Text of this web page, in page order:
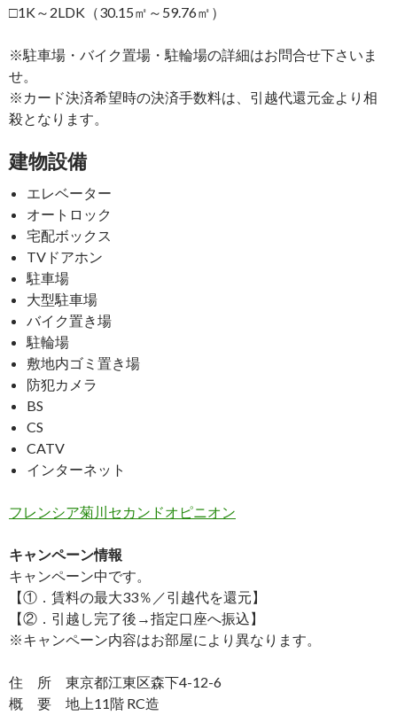
□1K～2LDK（30.15㎡～59.76㎡）
※駐車場・バイク置場・駐輪場の詳細はお問合せ下さいま
せ。
※カード決済希望時の決済手数料は、引越代還元金より相
殺となります。
建物設備
エレベーター
オートロック
宅配ボックス
TVドアホン
駐車場
大型駐車場
バイク置き場
駐輪場
敷地内ゴミ置き場
防犯カメラ
BS
CS
CATV
インターネット
フレンシア菊川セカンドオピニオン
キャンペーン情報
キャンペーン中です。
【①．賃料の最大33％／引越代を還元】
【②．引越し完了後→指定口座へ振込】
※キャンペーン内容はお部屋により異なります。
住 所 東京都江東区森下4-12-6
概 要 地上11階 RC造